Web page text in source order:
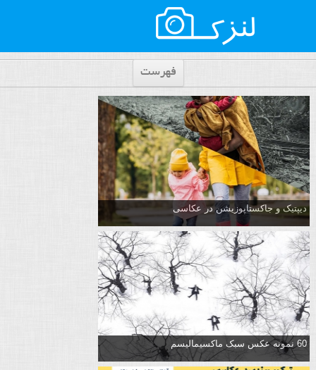
فهرست
دیپتیک و جاکستا‌پوزیشن در عکاسی
60 نمونه عکس سبک ماکسیمالیسم